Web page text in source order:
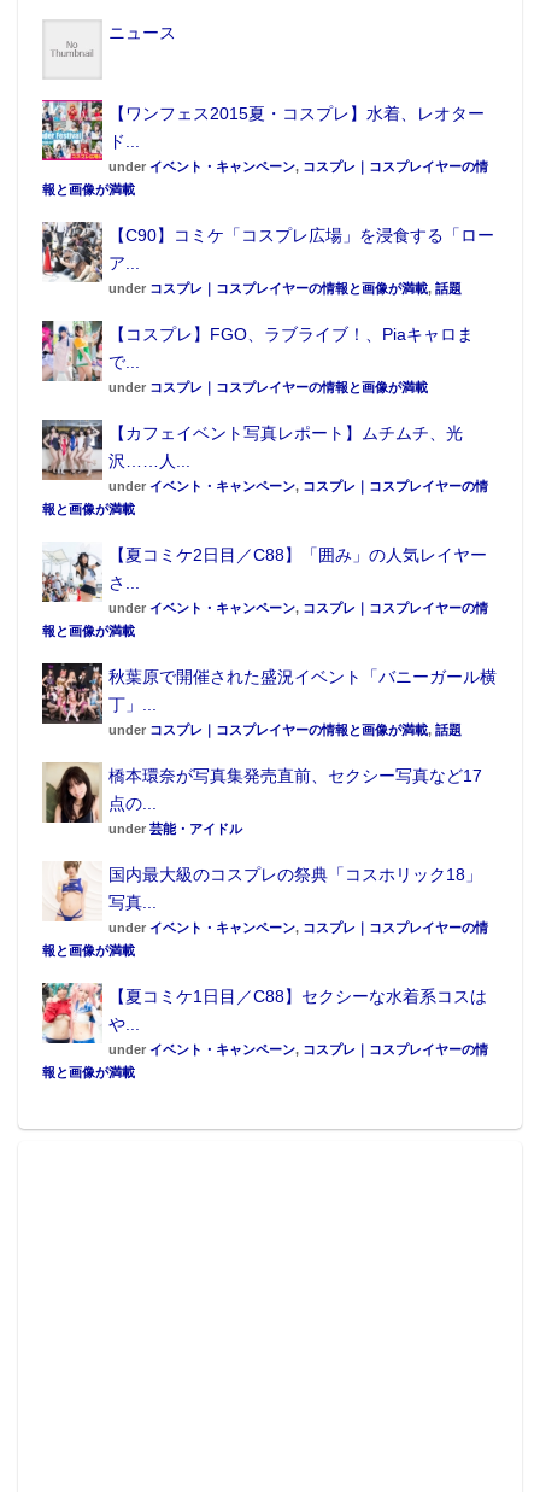
ニュース
【ワンフェス2015夏・コスプレ】水着、レオター
ド...
under イベント・キャンペーン, コスプレ｜コスプレイヤーの情
報と画像が満載
【C90】コミケ「コスプレ広場」を浸食する「ロー
ア...
under コスプレ｜コスプレイヤーの情報と画像が満載, 話題
【コスプレ】FGO、ラブライブ！、Piaキャロま
で...
under コスプレ｜コスプレイヤーの情報と画像が満載
【カフェイベント写真レポート】ムチムチ、光
沢……人...
under イベント・キャンペーン, コスプレ｜コスプレイヤーの情
報と画像が満載
【夏コミケ2日目／C88】「囲み」の人気レイヤー
さ...
under イベント・キャンペーン, コスプレ｜コスプレイヤーの情
報と画像が満載
秋葉原で開催された盛況イベント「バニーガール横
丁」...
under コスプレ｜コスプレイヤーの情報と画像が満載, 話題
橋本環奈が写真集発売直前、セクシー写真など17
点の...
under 芸能・アイドル
国内最大級のコスプレの祭典「コスホリック18」
写真...
under イベント・キャンペーン, コスプレ｜コスプレイヤーの情
報と画像が満載
【夏コミケ1日目／C88】セクシーな水着系コスは
や...
under イベント・キャンペーン, コスプレ｜コスプレイヤーの情
報と画像が満載